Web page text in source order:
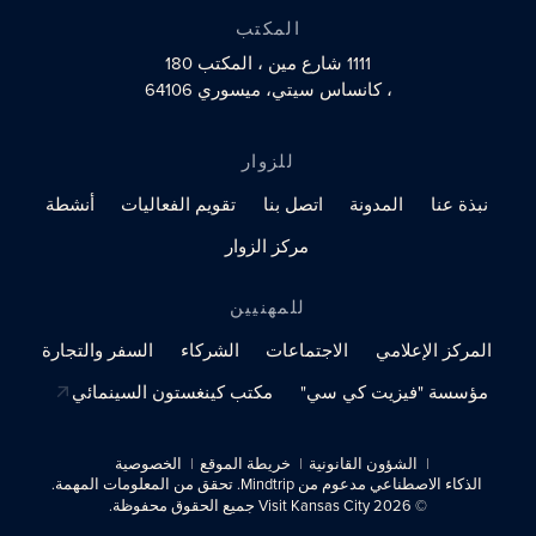
المكتب
1111 شارع مين
، المكتب 180
، كانساس سيتي، ميسوري 64106
للزوار
نبذة عنا
المدونة اتصل بنا تقويم الفعاليات
أنشطة
مركز الزوار
للمهنيين
المركز الإعلامي
الاجتماعات الشركاء
السفر والتجارة
مؤسسة "فيزيت كي سي"
مكتب كينغستون السينمائي
الشؤون القانونية خريطة الموقع
الخصوصية
الذكاء الاصطناعي مدعوم من Mindtrip. تحقق من المعلومات المهمة.
© 2026 Visit Kansas City جميع الحقوق محفوظة.